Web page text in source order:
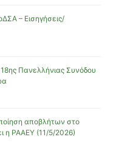
– Εισηγήσεις/
Πανελλήνιας Συνόδου
αποβλήτων στο
η ΡΑΑΕΥ (11/5/2026)